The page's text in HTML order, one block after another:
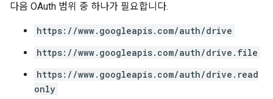
다음 OAuth 범위 중 하나가 필요합니다.
https://www.googleapis.com/auth/drive
https://www.googleapis.com/auth/drive.file
https://www.googleapis.com/auth/drive.read
only